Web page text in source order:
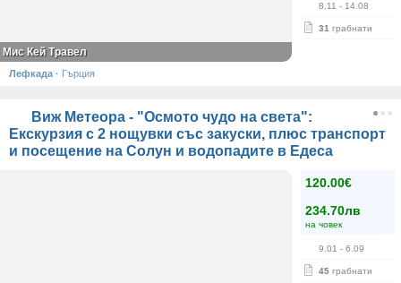
8.11 - 14.08
31 грабнати
Мис Кей Травел
Лефкада · Гърция
Виж Метеора - "Осмото чудо на света":
Екскурзия с 2 нощувки със закуски, плюс транспорт
и посещение на Солун и водопадите в Едеса
120.00€
234.70лв
на човек
9.01 - 6.09
45 грабнати